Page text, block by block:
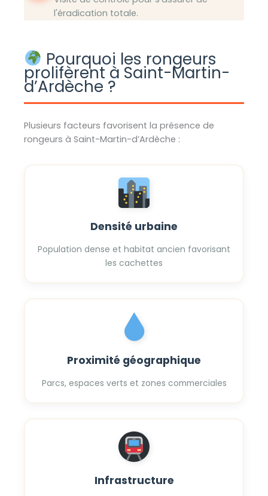
l'éradication totale.
Pourquoi les rongeurs
prolifèrent à Saint-Martin-
d’Ardèche ?
Plusieurs facteurs favorisent la présence de
rongeurs à Saint-Martin-d’Ardèche :
Densité urbaine
Population dense et habitat ancien favorisant
les cachettes
Proximité géographique
Parcs, espaces verts et zones commerciales
Infrastructure